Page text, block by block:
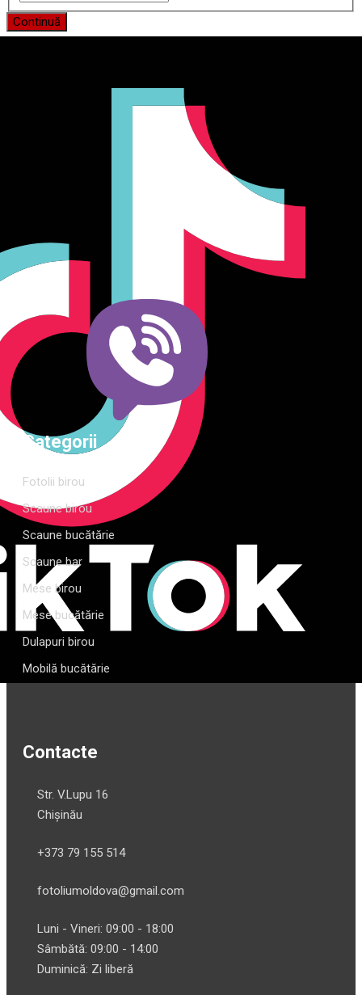
Continuă
Producător și importator de mobilier în Chișinău. Descoperă
dormitor și grădină. Calitate, funcționalitate și design
modern pentru orice spațiu.Îți punem la dispoziție soluții
complete de amenajare direct de la producător, cu garanție
extinsă și consultanță gratuită pentru proiectul tău
Categorii
Fotolii birou
Scaune birou
Scaune bucătărie
Scaune bar
Mese birou
Mese bucătărie
Dulapuri birou
Mobilă bucătărie
Contacte
Str. V.Lupu 16
Chișinău
+373 79 155 514
fotoliumoldova@gmail.com
Luni - Vineri: 09:00 - 18:00
Sâmbătă: 09:00 - 14:00
Duminică: Zi liberă